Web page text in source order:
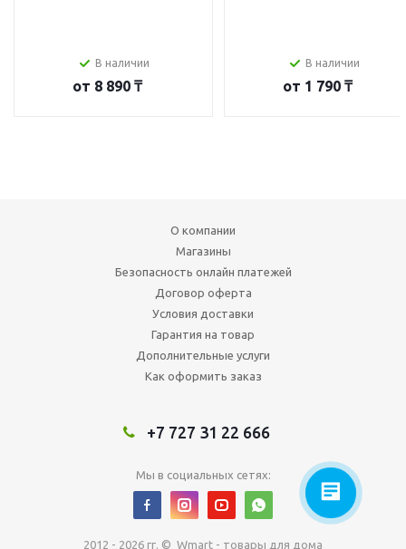
В наличии
от 8 890 ₸
В наличии
от 1 790 ₸
О компании
Магазины
Безопасность онлайн платежей
Договор оферта
Условия доставки
Гарантия на товар
Дополнительные услуги
Как оформить заказ
+7 727 31 22 666
Мы в социальных сетях:
2012 - 2026 гг. © Wmart - товары для дома